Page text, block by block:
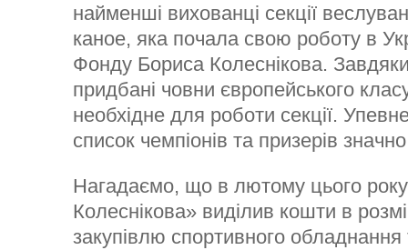
найменші вихованці секції
каное, яка почала свою роботу в
Фонду Бориса Колеснікова.
придбані човни європейського
необхідне для роботи секції.
список чемпіонів та призерів
Нагадаємо, що в лютому цього
Колеснікова» виділив кошти в
закупівлю спортивного обладнання